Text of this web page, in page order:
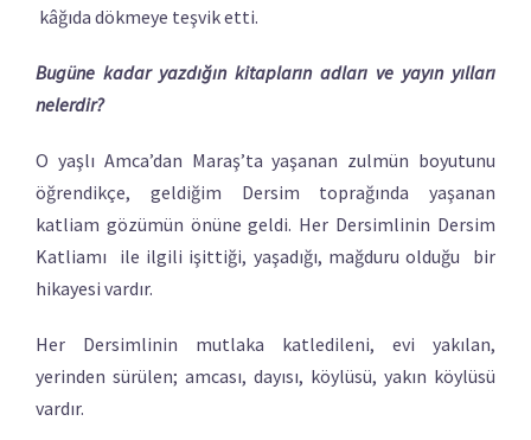
kâğıda dökmeye teşvik etti.
Bugüne kadar yazdığın kitapların adları ve yayın yılları
nelerdir?
O yaşlı Amca’dan Maraş’ta yaşanan zulmün boyutunu
öğrendikçe, geldiğim Dersim toprağında yaşanan
katliam gözümün önüne geldi. Her Dersimlinin Dersim
Katliamı ile ilgili işittiği, yaşadığı, mağduru olduğu bir
hikayesi vardır.
Her Dersimlinin mutlaka katledileni, evi yakılan,
yerinden sürülen; amcası, dayısı, köylüsü, yakın köylüsü
vardır.